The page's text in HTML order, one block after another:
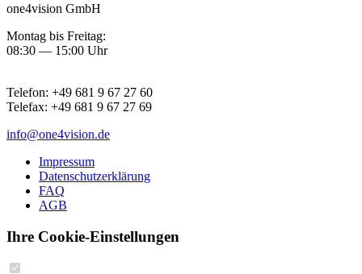
one4vision GmbH
Montag bis Freitag:
08:30 — 15:00 Uhr
Telefon: +49 681 9 67 27 60
Telefax: +49 681 9 67 27 69
info@one4vision.de
Impressum
Datenschutzerklärung
FAQ
AGB
Ihre Cookie-Einstellungen